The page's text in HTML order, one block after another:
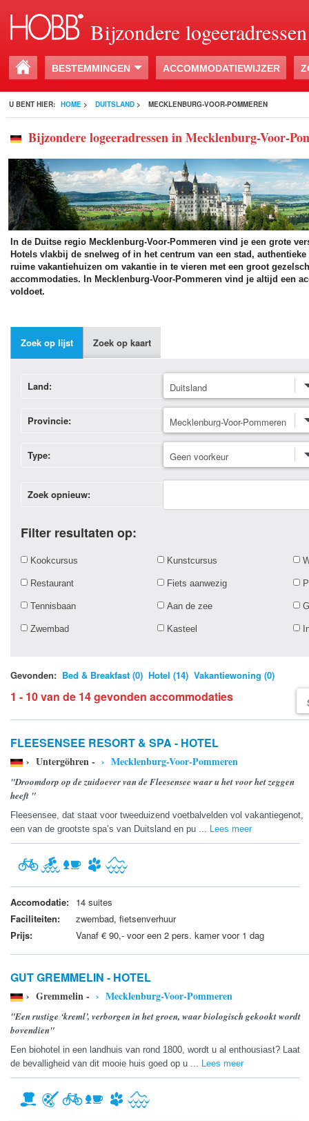
Bijzondere logeeradressen
BESTEMMINGEN ACCOMMODATIEWIJZER
U BENT HIER: HOME > DUITSLAND > MECKLENBURG-VOOR-POMMEREN
Bijzondere logeeradressen in Mecklenburg-Voor-
In de Duitse regio Mecklenburg-Voor-Pommeren vind je een grote
Hotels vlakbij de snelweg of in het centrum van een stad,
ruime vakantiehuizen om vakantie in te vieren met een groot
accommodaties. In Mecklenburg-Voor-Pommeren vind je altijd een
voldoet.
Zoek op lijst Zoek op kaart
Land:
Provincie:
Type:
Zoek opnieuw:
Filter resultaten op:
Kookcursus Kunstcursus
Restaurant Fiets aanwezig
Tennisbaan Aan de zee
Zwembad Kasteel
Gevonden: Bed & Breakfast (0) Hotel (14) Vakantiewoning (0)
1 - 10 van de 14 gevonden accommodaties
FLEESENSEE RESORT & SPA - HOTEL
› Untergöhren - › Mecklenburg-Voor-Pommeren
"Droomdorp op de zuidoever van de Fleesensee waar u het voor het zeggen
heeft "
Fleesensee, dat staat voor tweeduizend voetbalvelden vol vakantiegenot,
een van de grootste spa’s van Duitsland en pu ... Lees meer
Accomodatie: 14 suites
Faciliteiten:
zwembad, fietsenverhuur
Prijs:
Vanaf € 90,- voor een 2 pers. kamer voor 1 dag
GUT GREMMELIN - HOTEL
› Gremmelin - › Mecklenburg-Voor-Pommeren
"Een rustige ‘kreml’, verborgen in het groen, waar biologisch gekookt wordt
bovendien"
Een biohotel in een landhuis van rond 1800, wordt u al enthousiast? Laat
de bevalligheid van dit mooie huis goed op u ... Lees meer